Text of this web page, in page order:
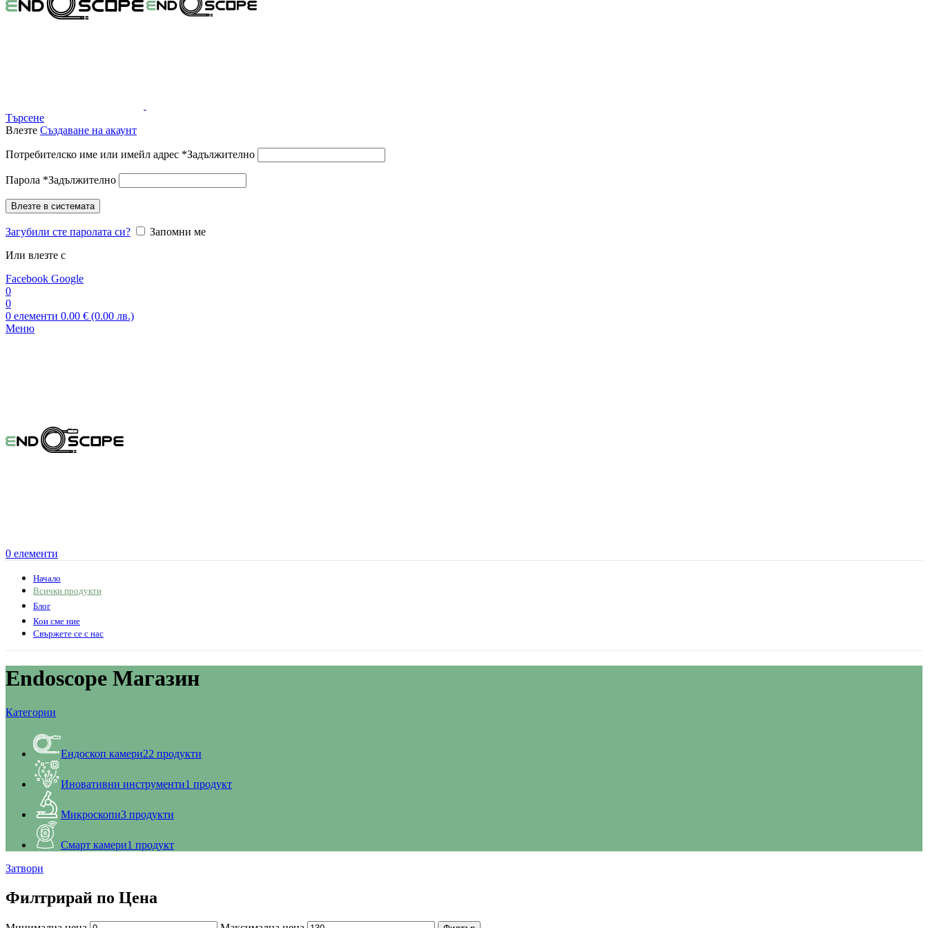
Търсене
Влезте Създаване на акаунт
Потребителско име или имейл адрес *Задължително
Парола *Задължително
Влезте в системата
Загубили сте паролата си?
Запомни ме
Или влезте с
Facebook Google
0
0
0 елементи 0.00 € (0.00 лв.)
Меню
0 елементи
Начало
Всички продукти
Блог
Кои сме ние
Свържете се с нас
Endoscope Магазин
Категории
Ендоскоп камери22 продукти
Иновативни инструменти1 продукт
Микроскопи3 продукти
Смарт камери1 продукт
Затвори
Филтрирай по Цена